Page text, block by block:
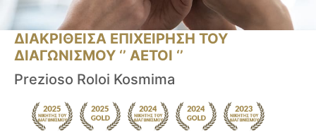
ΔΙΑΚΡΙΘΕΙΣΑ ΕΠΙΧΕΙΡΗΣΗ ΤΟΥ
ΔΙΑΓΩΝΙΣΜΟΥ ‘’ ΑΕΤΟΙ ‘’
Prezioso Roloi Kosmima